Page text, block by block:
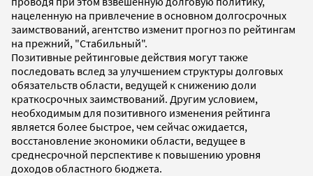
нацеленную на привлечение в основном долгосрочных
заимствований, агентство изменит прогноз по рейтингам
на прежний, "Стабильный".
Позитивные рейтинговые действия могут также
последовать вслед за улучшением структуры долговых
обязательств области, ведущей к снижению доли
краткосрочных заимствований. Другим условием,
необходимым для позитивного изменения рейтинга
является более быстрое, чем сейчас ожидается,
восстановление экономики области, ведущее в
среднесрочной перспективе к повышению уровня
доходов областного бюджета.